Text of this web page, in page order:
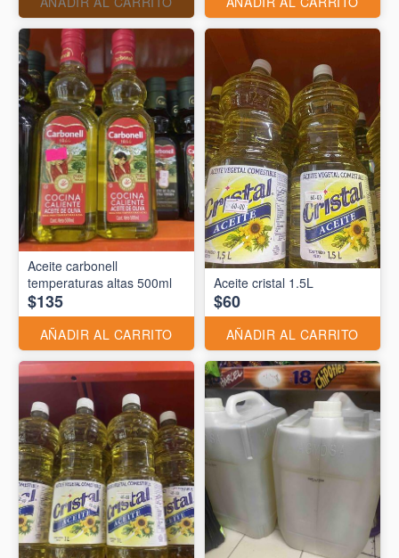
Aceite carbonell
temperaturas altas 500ml
$135
AÑADIR AL CARRITO
Aceite cristal 1.5L
$60
AÑADIR AL CARRITO